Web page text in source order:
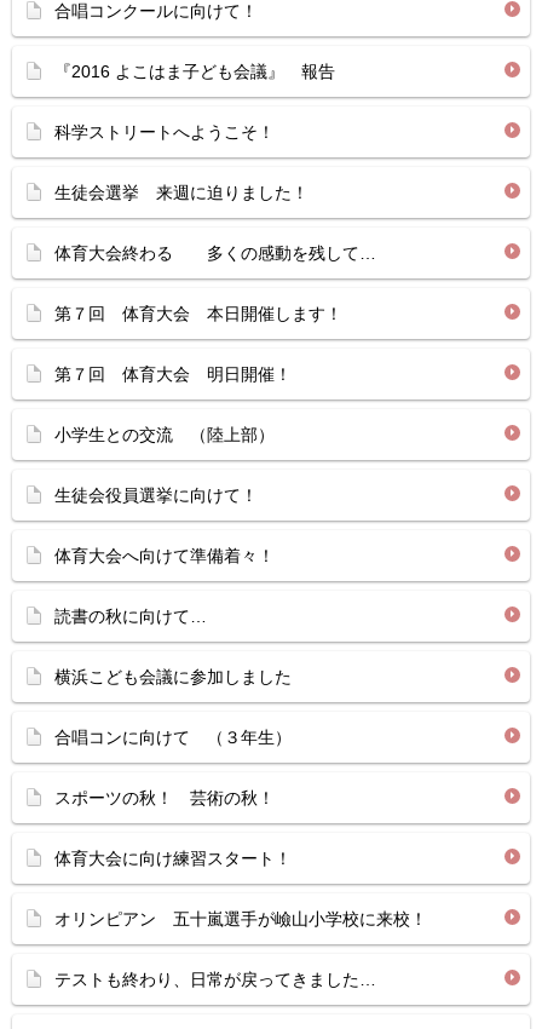
合唱コンクールに向けて！
『2016 よこはま子ども会議』 報告
科学ストリートへようこそ！
生徒会選挙 来週に迫りました！
体育大会終わる 多くの感動を残して…
第７回 体育大会 本日開催します！
第７回 体育大会 明日開催！
小学生との交流 （陸上部）
生徒会役員選挙に向けて！
体育大会へ向けて準備着々！
読書の秋に向けて…
横浜こども会議に参加しました
合唱コンに向けて （３年生）
スポーツの秋！ 芸術の秋！
体育大会に向け練習スタート！
オリンピアン 五十嵐選手が嶮山小学校に来校！
テストも終わり、日常が戻ってきました…